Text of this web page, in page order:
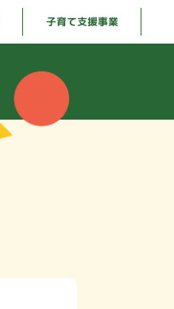
子育て支援事業